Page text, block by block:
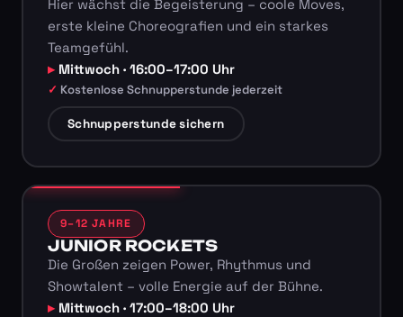
Hier wächst die Begeisterung – coole Moves,
erste kleine Choreografien und ein starkes
Teamgefühl.
Mittwoch · 16:00–17:00 Uhr
Kostenlose Schnupperstunde jederzeit
Schnupperstunde sichern
9–12 JAHRE
JUNIOR ROCKETS
Die Großen zeigen Power, Rhythmus und
Showtalent – volle Energie auf der Bühne.
Mittwoch · 17:00–18:00 Uhr